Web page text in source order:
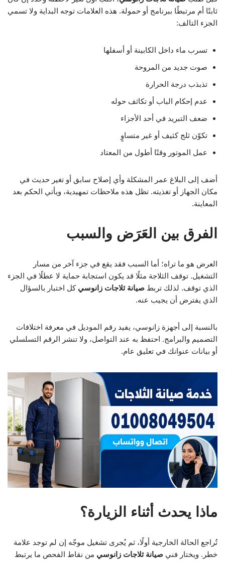
ثابتًا أم مرتبطًا ببرنامج أو حمولة. هذه العلامات توجه البداية ولا تسمي
الجزء التالف:
تسرب ماء داخل الكابينة أو أسفلها
صوت جديد من المروحة
تذبذب درجة الحرارة
عدم إحكام الباب أو تكاثف حوله
ضعف التبريد في أحد الأجزاء
تكوّن ثلج كثيف أو غير متساوٍ
عمل الموتور وقتًا أطول من المعتاد
أضف إلى البلاغ عمر المشكلة وأي إصلاح سابق أو تغير حديث في
مكان الجهاز أو تغذيته. تظل هذه ملاحظات تمهيدية، ويأتي الحكم بعد
المعاينة.
الفرق بين العَرَض والسبب
العرض هو ما تراه؛ أما السبب فقد يقع في جزء آخر من مسار
التشغيل. توقف الثلاجة مثلًا قد يكون استجابة حماية لا عطلًا في الجزء
الذي توقف. لذلك تربط صيانة ثلاجات زانوسي كل اختبار بالسؤال
الذي يفترض أن يجيب عنه.
بالنسبة إلى أجهزة زانوسي، يفيد رقم الموديل في معرفة اختلافات
التصميم والبرامج. احتفظ به عند التواصل، ولا تنشر الرقم التسلسلي
أو بيانات عنوانك في تعليق عام.
ماذا يحدث أثناء الزيارة؟
تُراجع الحالة الخارجية أولًا، ثم يُجرى تشغيل موجّه إن لم توجد علامة
خطر. ويختار فني صيانة ثلاجات زانوسي من نقاط الفحص ما يرتبط